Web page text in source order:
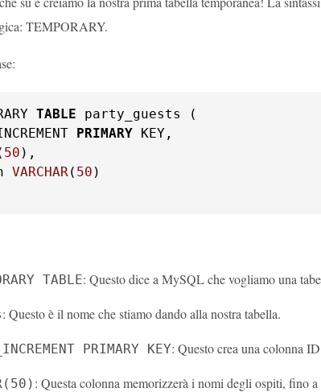
TEMPORARY.
TABLE party_guests (
PRIMARY KEY,
50 ),
VARCHAR( 50 )
TABLE: Questo dice a MySQL che vogliamo una
: Questo è il nome che stiamo dando alla nostra tabella.
PRIMARY KEY: Questo crea una colonna
: Questa colonna memorizzerà i nomi degli ospiti, fino a